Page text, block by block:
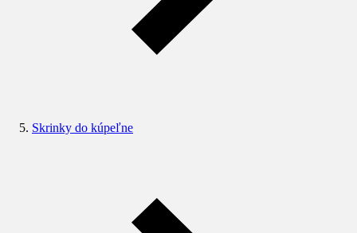
Skrinky do kúpeľne